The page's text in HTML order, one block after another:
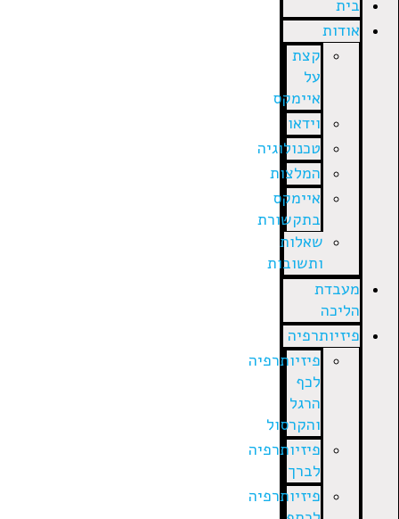
בית
אודות
קצת
על
איימקס
וידאו
טכנולוגיה
המלצות
איימקס
בתקשורת
שאלות
ותשובות
מעבדת
הליכה
פיזיותרפיה
פיזיותרפיה
לכף
הרגל
והקרסול
פיזיותרפיה
לברך
פיזיותרפיה